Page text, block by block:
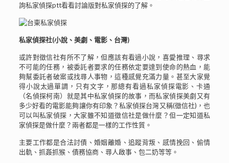
詢私家偵探ptt看看討論版對私家偵探的了解。
私家偵探社(小說、美劇、電影、台灣)
或許對徵信社有所不了解，但應該有看過小說，喜愛推理、尋求
不可能的任務，被委託者要求的任務依定要達到使命的熱血，能
夠幫委託者破案或找尋人事物，這種感覺充滿力量。甚至大家覺
得小說太過單調，只有文字，那總有看過私家偵探電影、卡通
（名偵探柯南）就是其中私家偵探的故事，而私家偵探美劇又有
多少好看的電影能夠讓你有印象？私家偵探台灣又稱(徵信社)，也
可以叫私家偵探，大家雖不知道徵信社是做什麼？但一定知道私
家偵探是做什麼？兩者都是一樣的工作性質。
主要工作都是合法討債、婚姻離婚、追蹤背叛、感情挽回、偷情
出軌、抓姦抓猴、債務協商、尋人啟事、包二奶等等。